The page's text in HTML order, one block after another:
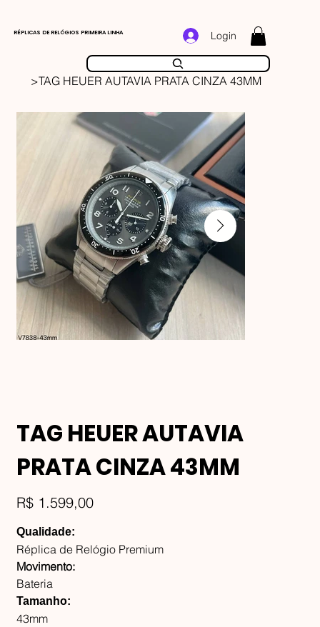
RÉPLICAS DE RELÓGIOS PRIMEIRA LINHA Login
>TAG HEUER AUTAVIA PRATA CINZA 43MM
TAG HEUER AUTAVIA
PRATA CINZA 43MM
Preço
R$ 1.599,00
Qualidade:
Réplica de Relógio Premium
Movimento:
Bateria
Tamanho:
43mm